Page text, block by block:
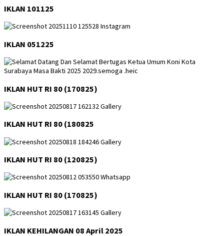
IKLAN 101125
IKLAN 051225
IKLAN HUT RI 80 (170825)
IKLAN HUT RI 80 (180825
IKLAN HUT RI 80 (120825)
IKLAN HUT RI 80 (170825)
IKLAN KEHILANGAN 08 April 2025